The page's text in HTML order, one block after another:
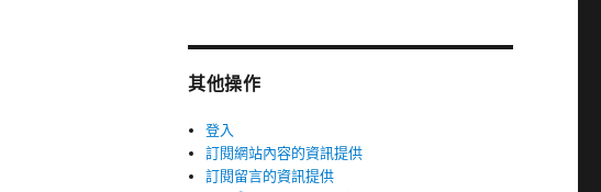
其他操作
登入
訂閱網站內容的資訊提供
訂閱留言的資訊提供